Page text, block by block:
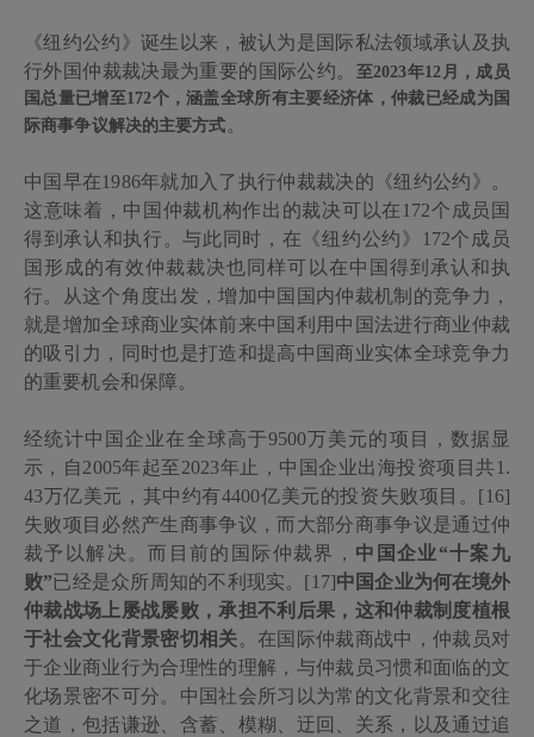
《纽约公约》 诞生以来， 被认为是国际私法领域承认及执
行外国仲裁裁决最为重要的国际公约。 至2023年12 月，成员
国总量已增至172个，涵盖全球所有主要经济体，仲裁已经成为国
际商事争议解决的主要方式 。
中国早在1986年就加入了执行仲裁裁决的《纽约公约》。
这意味着，中国仲裁机构作出的裁决可以在 172个成员国
得到承认和执行。与此同时，在《纽约公约》
172个成员
国形成的有效仲裁裁决也同样可以在中国得到承认和执
行。从这个角度出发，增加中国国内仲裁机制的竞争力，
就是增加全球商业实体前来中国利用中国法进行商业仲裁
的吸引力，同时也是打造和提高中国商业实体全球竞争力
的重要机会和保障。
经统计中国企业在全球高于9500万美元的项目，数据显
示，自 2005年起至2023年止，中国企业出海投资项目共 1.
43万亿美元，其中约有4400亿美元的投资失败项目。[16]
失败项目必然产生商事争议，而大部分商事争议是通过仲
裁予以解决。而目前的国际仲裁界， 中国企业“十案九
败”已经是众所周知的不利现实。[17]中国企业为何在境外
仲裁战场上屡战屡败，承担不利后果，这和仲裁制度植根
于社会文化背景密切相关。在国际仲裁商战中，仲裁员对
于企业商业行为合理性的理解，与仲裁员习惯和面临的文
化场景密不可分。中国社会所习以为常的文化背景和交往
之道，包括谦逊、含蓄、模糊、迂回、关系，以及通过追